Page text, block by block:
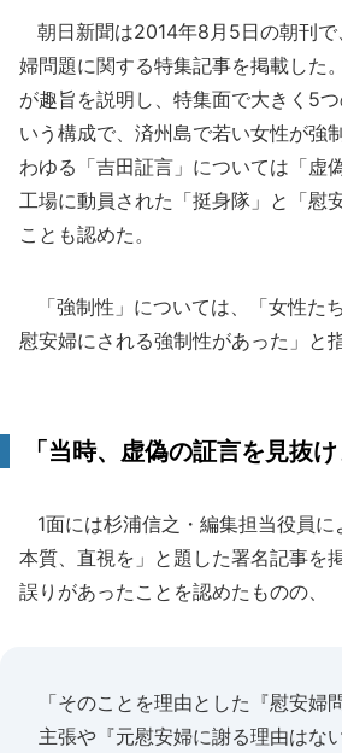
朝日新聞は2014年8月5日の朝刊で
婦問題に関する特集記事を掲載した
が趣旨を説明し、特集面で大きく5
いう構成で、済州島で若い女性が強
わゆる「吉田証言」については「虚
工場に動員された「挺身隊」と「慰
ことも認めた。
「強制性」については、「女性た
慰安婦にされる強制性があった」と
「当時、虚偽の証言を見抜
1面には杉浦信之・編集担当役員に
本質、直視を」と題した署名記事を
誤りがあったことを認めたものの、
「そのことを理由とした『慰安婦
主張や『元慰安婦に謝る理由はな